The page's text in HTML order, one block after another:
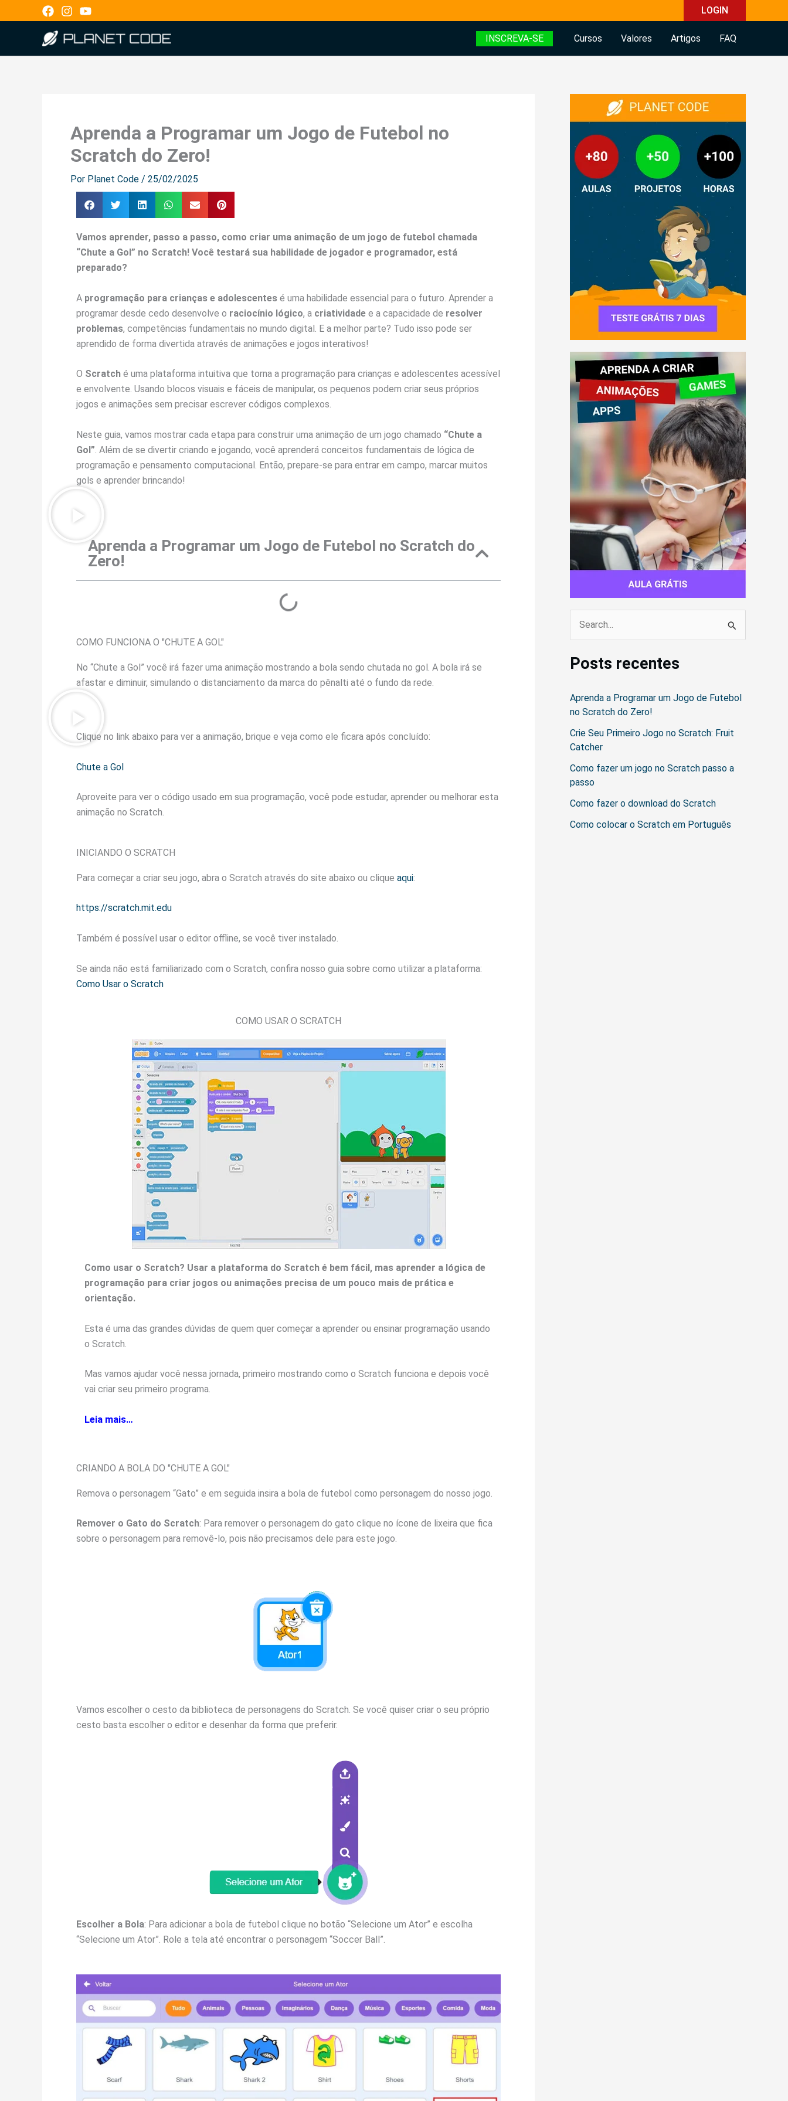
para
LOGIN
INSCREVA-SE Cursos Valores Artigos FAQ
Aprenda a Programar um Jogo de Futebol no
Scratch do Zero!
Por Planet Code / 25/02/2025
Vamos aprender, passo a passo, como criar uma animação de um jogo de futebol chamada
“Chute a Gol” no Scratch! Você testará sua habilidade de jogador e programador, está
preparado?
A programação para crianças e adolescentes é uma habilidade essencial para o futuro. Aprender a
programar desde cedo desenvolve o raciocínio lógico, a criatividade e a capacidade de resolver
problemas, competências fundamentais no mundo digital. E a melhor parte? Tudo isso pode ser
aprendido de forma divertida através de animações e jogos interativos!
O Scratch é uma plataforma intuitiva que torna a programação para crianças e adolescentes acessível
e envolvente. Usando blocos visuais e fáceis de manipular, os pequenos podem criar seus próprios
jogos e animações sem precisar escrever códigos complexos.
Neste guia, vamos mostrar cada etapa para construir uma animação de um jogo chamado “Chute a
Gol” . Além de se divertir criando e jogando, você aprenderá conceitos fundamentais de lógica de
programação e pensamento computacional. Então, prepare-se para entrar em campo, marcar muitos
gols e aprender brincando!
Aprenda a Programar um Jogo de Futebol no Scratch do
Zero!
COMO FUNCIONA O "CHUTE A GOL"
No “Chute a Gol” você irá fazer uma animação mostrando a bola sendo chutada no gol. A bola irá se
afastar e diminuir, simulando o distanciamento da marca do pênalti até o fundo da rede.
Clique no link abaixo para ver a animação, brique e veja como ele ficara após concluído:
Chute a Gol
Aproveite para ver o código usado em sua programação, você pode estudar, aprender ou melhorar esta
animação no Scratch.
INICIANDO O SCRATCH
Para começar a criar seu jogo, abra o Scratch através do site abaixo ou clique aqui:
https://scratch.mit.edu
Também é possível usar o editor offline, se você tiver instalado.
Se ainda não está familiarizado com o Scratch, confira nosso guia sobre como utilizar a plataforma:
Como Usar o Scratch
COMO USAR O SCRATCH
Como usar o Scratch? Usar a plataforma do Scratch é bem fácil, mas aprender a lógica de
programação para criar jogos ou animações precisa de um pouco mais de prática e
orientação.
Esta é uma das grandes dúvidas de quem quer começar a aprender ou ensinar programação usando
o Scratch.
Mas vamos ajudar você nessa jornada, primeiro mostrando como o Scratch funciona e depois você
vai criar seu primeiro programa.
Leia mais…
CRIANDO A BOLA DO "CHUTE A GOL"
Remova o personagem “Gato” e em seguida insira a bola de futebol como personagem do nosso jogo.
Remover o Gato do Scratch: Para remover o personagem do gato clique no ícone de lixeira que fica
sobre o personagem para removê-lo, pois não precisamos dele para este jogo.
Vamos escolher o cesto da biblioteca de personagens do Scratch. Se você quiser criar o seu próprio
cesto basta escolher o editor e desenhar da forma que preferir.
Escolher a Bola: Para adicionar a bola de futebol clique no botão “Selecione um Ator” e escolha
“Selecione um Ator”. Role a tela até encontrar o personagem “Soccer Ball”.
s
u
s
r
Posts recentes
Aprenda a Programar um Jogo de Futebol
no Scratch do Zero!
Crie Seu Primeiro Jogo no Scratch: Fruit
Catcher
Como fazer um jogo no Scratch passo a
passo
Como fazer o download do Scratch
Como colocar o Scratch em Português